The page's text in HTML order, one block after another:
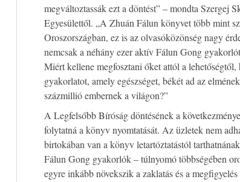
megváltoztassák ezt a döntést” – mondta Szergej
Egyesülettől. „A Zhuán Fálun könyvet több mint
Oroszországban, ez is az olvasóközönség nagy
nemcsak a néhány ezer aktív Fálun Gong
Miért kellene megfosztani őket attól a
gyakorlatot, amely egészséget, békét ad az
százmillió embernek a világon?”
A Legfelsőbb Bíróság döntésének a
folytatná a könyv nyomtatását. Az üzletek nem
birtokában van a könyv letartóztatástól
Fálun Gong gyakorlók – túlnyomó többségében
egyre inkább növekszik a zaklatás és a